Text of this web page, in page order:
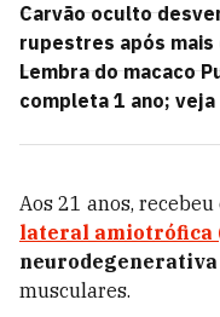
Carvão oculto
rupestres após mais
Lembra do macaco
completa 1 ano;
Aos 21 anos, recebeu
lateral amiotrófica
neurodegenerativa
musculares.